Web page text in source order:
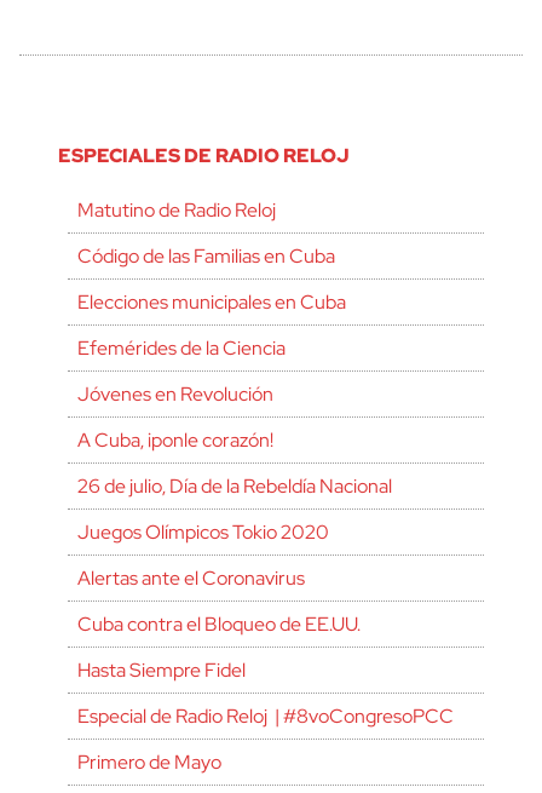
ESPECIALES DE RADIO RELOJ
Matutino de Radio Reloj
Código de las Familias en Cuba
Elecciones municipales en Cuba
Efemérides de la Ciencia
Jóvenes en Revolución
A Cuba, ¡ponle corazón!
26 de julio, Día de la Rebeldía Nacional
Juegos Olímpicos Tokio 2020
Alertas ante el Coronavirus
Cuba contra el Bloqueo de EE.UU.
Hasta Siempre Fidel
Especial de Radio Reloj | #8voCongresoPCC
Primero de Mayo